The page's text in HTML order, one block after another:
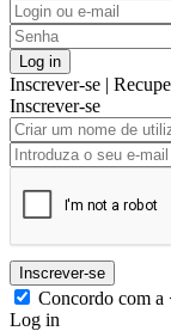
Log in
Inscrever-se |
Inscrever-se
Inscrever-se
Concordo com a
Log in